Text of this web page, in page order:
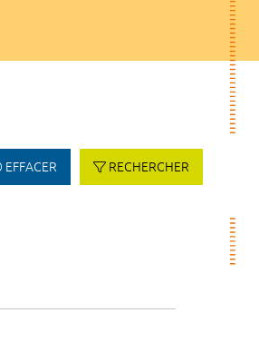
EFFACER RECHERCHER